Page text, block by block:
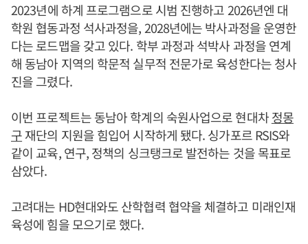
2023년에 하계 프로그램으로 시범 진행하고 2026년엔 대
학원 협동과정 석사과정을, 2028년에는 박사과정을 운영한
다는 로드맵을 갖고 있다. 학부 과정과 석박사 과정을 연계
해 동남아 지역의 학문적 실무적 전문가로 육성한다는 청사
진을 그렸다.
이번 프로젝트는 동남아 학계의 숙원사업으로 현대차정몽
구재단의 지원을 힘입어 시작하게 됐다. 싱가포르 RSIS와
같이 교육, 연구, 정책의 싱크탱크로 발전하는 것을 목표로
삼았다.
고려대는 HD현대와도 산학협력 협약을 체결하고 미래인재
육성에 힘을 모으기로 했다.